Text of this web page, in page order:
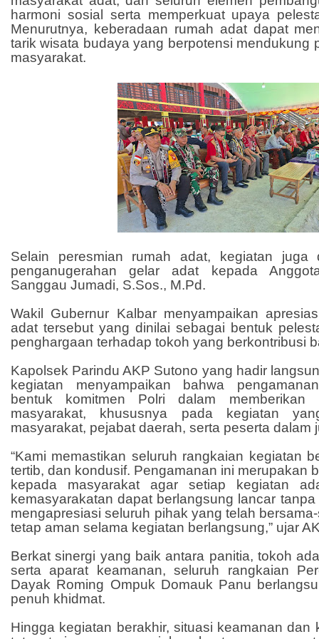
harmoni sosial serta memperkuat upaya
Menurutnya, keberadaan rumah adat dapat
tarik wisata budaya yang berpotensi mendukung
masyarakat.
Selain peresmian rumah adat, kegiatan juga
penganugerahan gelar adat kepada
Sanggau Jumadi, S.Sos., M.Pd.
Wakil Gubernur Kalbar menyampaikan
adat tersebut yang dinilai sebagai bentuk
penghargaan terhadap tokoh yang berkontribusi
Kapolsek Parindu AKP Sutono yang hadir
kegiatan menyampaikan bahwa
bentuk komitmen Polri dalam
masyarakat, khususnya pada kegiatan
masyarakat, pejabat daerah, serta peserta dalam
“Kami memastikan seluruh rangkaian kegiatan
tertib, dan kondusif. Pengamanan ini merupakan
kepada masyarakat agar setiap kegiatan
kemasyarakatan dapat berlangsung lancar
mengapresiasi seluruh pihak yang telah
tetap aman selama kegiatan berlangsung,” ujar
Berkat sinergi yang baik antara panitia, tokoh
serta aparat keamanan, seluruh rangkaian
Dayak Roming Ompuk Domauk Panu
penuh khidmat.
Hingga kegiatan berakhir, situasi keamanan dan